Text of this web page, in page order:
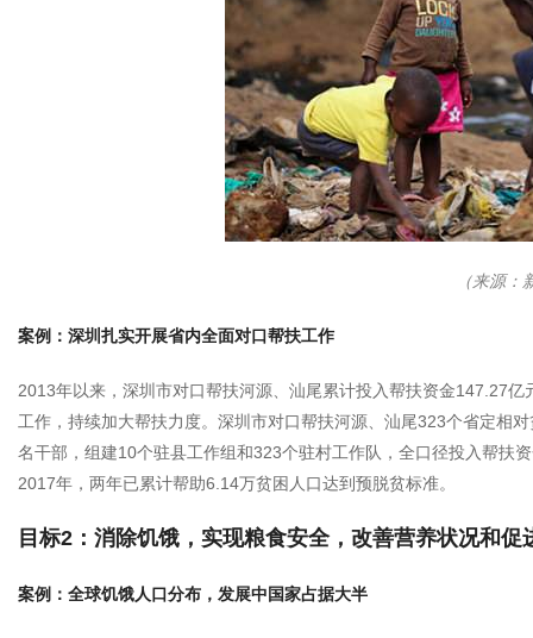
（来源：
案例：深圳扎实开展省内全面对口帮扶工作
2013年以来，深圳市对口帮扶河源、汕尾累计投入帮扶资金147.27
工作，持续加大帮扶力度。深圳市对口帮扶河源、汕尾323个省定相
名干部，组建10个驻县工作组和323个驻村工作队，全口径投入帮扶
2017年，两年已累计帮助6.14万贫困人口达到预脱贫标准。
目标2：消除饥饿，实现粮食安全，改善营养状况和促
案例：全球饥饿人口分布，发展中国家占据大半